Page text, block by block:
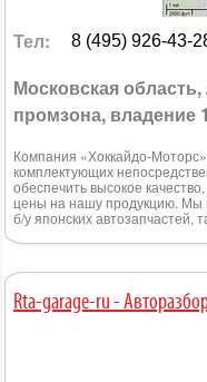
Тел: 8 (495) 926-43-
Московская
промзона, владение
Компания «Хоккайдо-
комплектующих
обеспечить высокое
цены на нашу продукцию. Мы
б/у японских автозапчастей,
Rta-garage-ru -